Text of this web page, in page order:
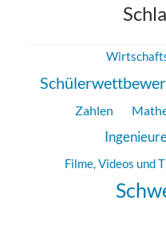
Zahlen
Filme, Videos und